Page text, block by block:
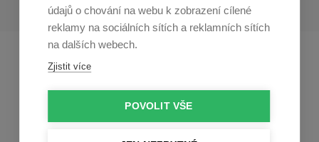
údajů o chování na webu k zobrazení cílené
reklamy na sociálních sítích a reklamních sítích
na dalších webech.
Zjistit více
POVOLIT VŠE
Profikuchar.sk